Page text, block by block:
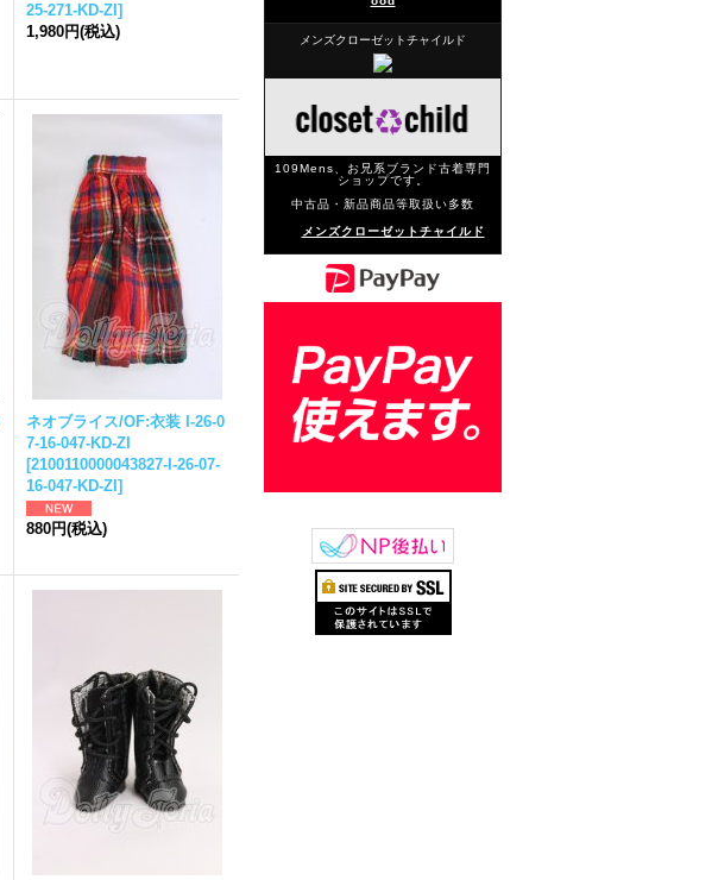
25-271-KD-ZI ]
1,980円(税込)
ネオブライス/OF:衣装 I-26-0
7-16-047-KD-ZI
[2100110000043827-I-26-07-
16-047-KD-ZI ]
880円(税込)
メンズクローゼットチャイルド
109Mens、お兄系ブランド古着専門
ショップです。
中古品・新品商品等取扱い多数
メンズクローゼットチャイルド